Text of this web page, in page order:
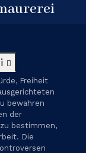
Freiheit
bewahren
der
bestimmen,
Die